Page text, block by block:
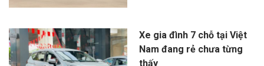
Xe gia đình 7 chỗ tại Việt
Nam đang rẻ chưa từng
thấy